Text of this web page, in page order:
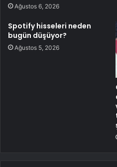
Ağustos 6, 2026
Spotify hisseleri neden
bugün düşüyor?
Ağustos 5, 2026